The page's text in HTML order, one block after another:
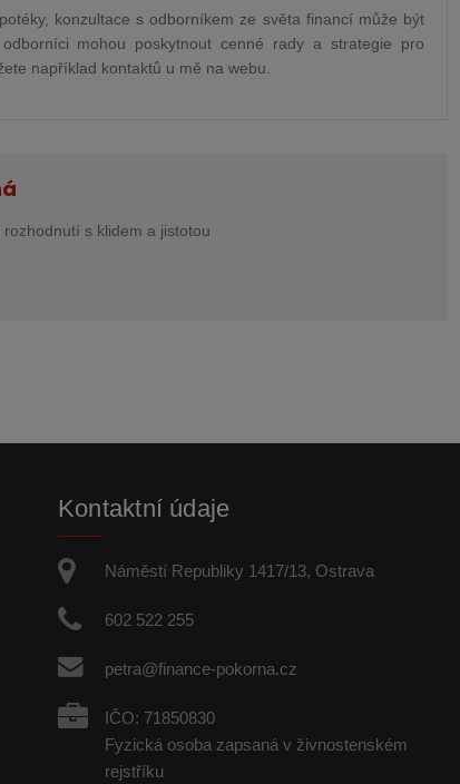
konzultace s odborníkem ze světa financí může být
mohou poskytnout cenné rady a strategie pro
například kontaktů u mě na webu.
s klidem a jistotou
Kontaktní údaje
Náměstí Republiky 1417/13, Ostrava
602 522 255
petra@finance-pokorna.cz
IČO: 71850830
Fyzická osoba zapsaná v živnostenském
rejstříku